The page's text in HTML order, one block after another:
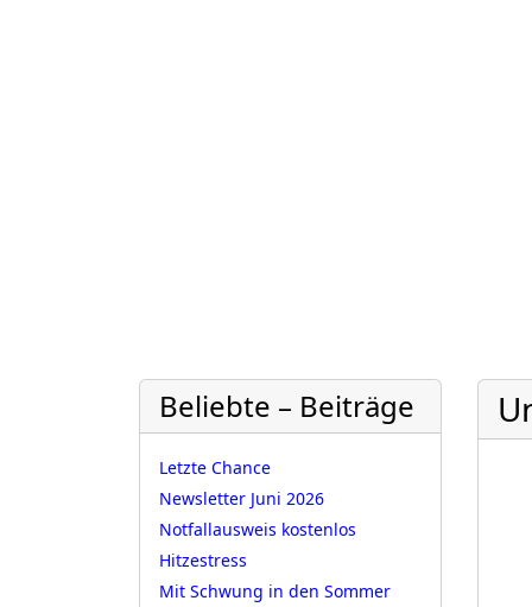
Beliebte – Beiträge
Letzte Chance
Newsletter Juni 2026
Notfallausweis kostenlos
Hitzestress
Mit Schwung in den Sommer